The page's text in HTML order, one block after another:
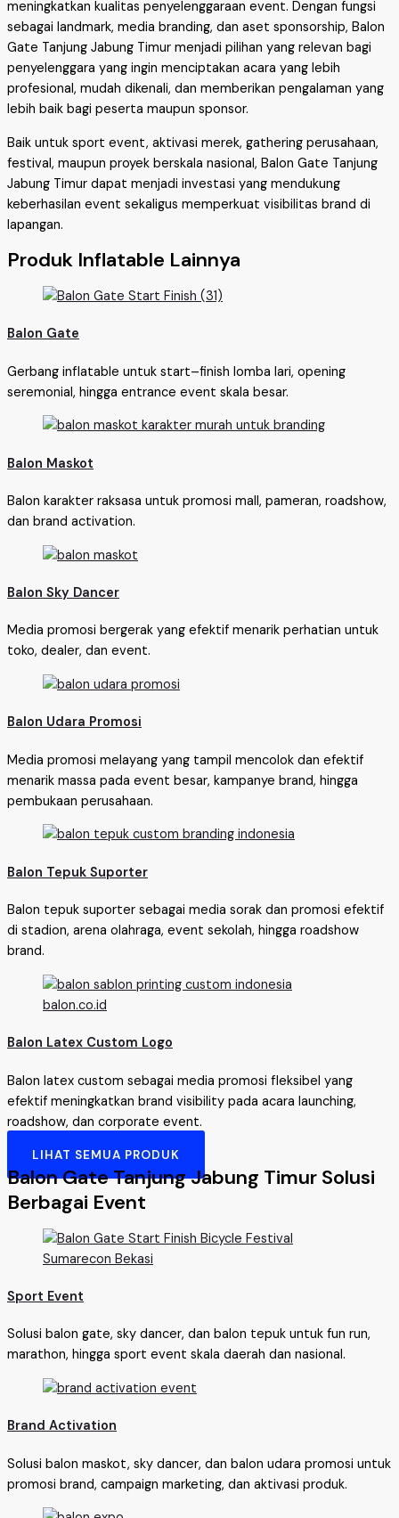
meningkatkan kualitas penyelenggaraan event. Dengan fungsi
sebagai landmark, media branding, dan aset sponsorship, Balon
Gate Tanjung Jabung Timur menjadi pilihan yang relevan bagi
penyelenggara yang ingin menciptakan acara yang lebih
profesional, mudah dikenali, dan memberikan pengalaman yang
lebih baik bagi peserta maupun sponsor.
Baik untuk sport event, aktivasi merek, gathering perusahaan,
festival, maupun proyek berskala nasional, Balon Gate Tanjung
Jabung Timur dapat menjadi investasi yang mendukung
keberhasilan event sekaligus memperkuat visibilitas brand di
lapangan.
Produk Inflatable Lainnya
Balon Gate
Gerbang inflatable untuk start–finish lomba lari, opening
seremonial, hingga entrance event skala besar.
Balon Maskot
Balon karakter raksasa untuk promosi mall, pameran, roadshow,
dan brand activation.
Balon Sky Dancer
Media promosi bergerak yang efektif menarik perhatian untuk
toko, dealer, dan event.
Balon Udara Promosi
Media promosi melayang yang tampil mencolok dan efektif
menarik massa pada event besar, kampanye brand, hingga
pembukaan perusahaan.
Balon Tepuk Suporter
Balon tepuk suporter sebagai media sorak dan promosi efektif
di stadion, arena olahraga, event sekolah, hingga roadshow
brand.
Balon Latex Custom Logo
Balon latex custom sebagai media promosi fleksibel yang
efektif meningkatkan brand visibility pada acara launching,
roadshow, dan corporate event.
LIHAT SEMUA PRODUK
Balon Gate Tanjung Jabung Timur Solusi
Berbagai Event
Sport Event
Solusi balon gate, sky dancer, dan balon tepuk untuk fun run,
marathon, hingga sport event skala daerah dan nasional.
Brand Activation
Solusi balon maskot, sky dancer, dan balon udara promosi untuk
promosi brand, campaign marketing, dan aktivasi produk.